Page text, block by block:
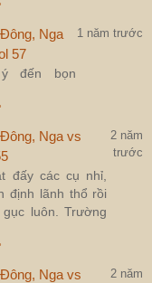
Nga
57
đến bọn
1 năm trước
Nga vs
đấy các cụ nhỉ,
định lãnh thổ rồi
luôn. Trường
2 năm
trước
Nga vs
2 năm